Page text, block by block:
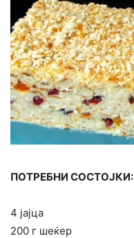
ПОТРЕБНИ СОСТОЈКИ:
4 јајца
200 г шеќер